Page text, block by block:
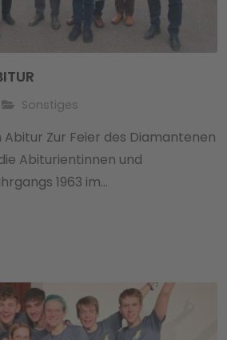
Sonstiges
Zur Feier des Diamantenen
Abiturientinnen und
1963 im…